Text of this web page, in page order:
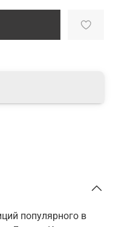
популярного в